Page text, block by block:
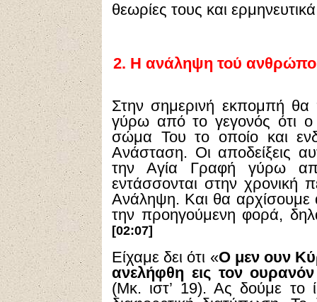
θεωρίες τους και
2. Η ανάληψη τού
Στην σημερινή εκπομπή θα
γύρω από το γεγονός ότι
σώμα Του το οποίο και
Ανάσταση. Οι αποδείξεις
την Αγία Γραφή γύρω
εντάσσονται στην χρονική
Ανάληψη. Και θα αρχίσουμε
την προηγούμενη φορά,
[02:07]
Είχαμε δει ότι «Ο μεν ουν
ανελήφθη εις τον
(Μκ. ιστ’ 19). Ας δούμε το